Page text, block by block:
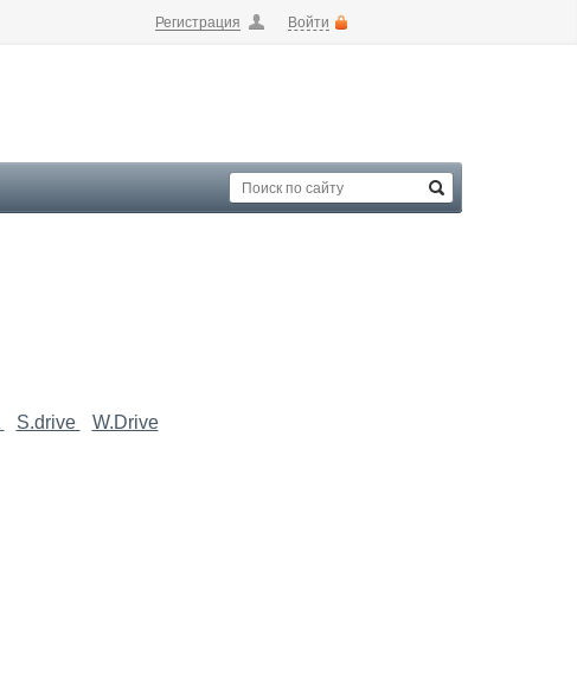
Регистрация Войти
S.drive
W.Drive